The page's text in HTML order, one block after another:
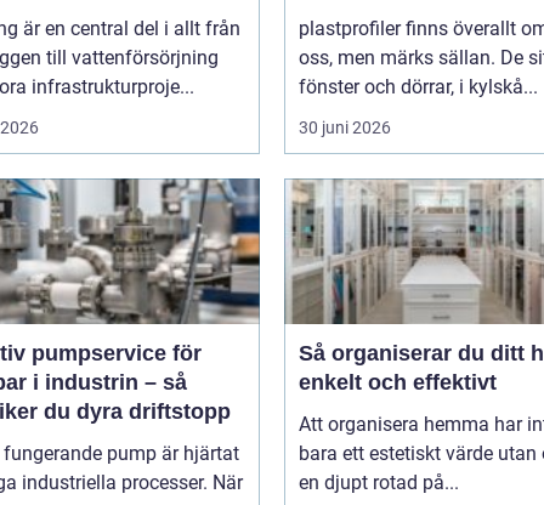
är en central del i allt från
till vattenförsörjning
infrastrukturproje...
plastprofiler finns överallt
oss, men märks sällan. De
fönster och dörrar, i kylskå...
30 juni 2026
pumpservice för
i industrin – så
du dyra driftstopp
fungerande pump är hjärtat
industriella processer. När
Så organiserar du ditt
enkelt och effektivt
Att organisera hemma har
bara ett estetiskt värde utan
en djupt rotad på...